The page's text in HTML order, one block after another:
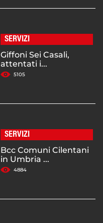
SERVIZI
Giffoni Sei Casali,
attentati i...
5105
SERVIZI
Bcc Comuni Cilentani
in Umbria ...
4884